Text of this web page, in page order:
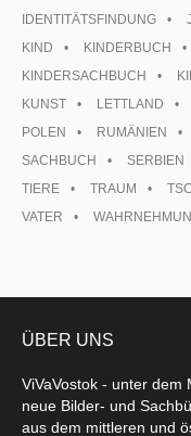
IDENTITÄTSFINDUNG
KIND
KINDERBUCH
KINDERSACHBUCH
KUNST
LETTLAND
POLEN
RUMÄNIEN
SACHBUCH
SERBIEN
TIERE
TRAUM
VATER
ÜBER UNS
ViVaVostok - unter dem
neue Bilder- und
aus dem mittleren und